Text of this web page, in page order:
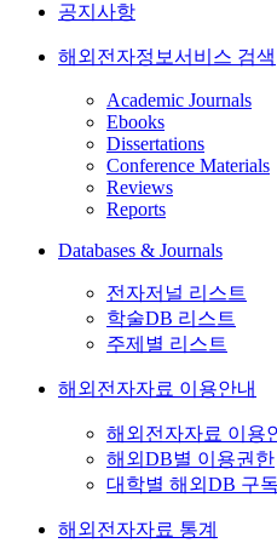
공지사항
해외전자정보서비스 검색
Academic Journals
Ebooks
Dissertations
Conference Materials
Reviews
Reports
Databases & Journals
전자저널 리스트
학술DB 리스트
주제별 리스트
해외전자자료 이용안내
해외전자자료 이용
해외DB별 이용권한
대학별 해외DB 구
해외전자자료 통계